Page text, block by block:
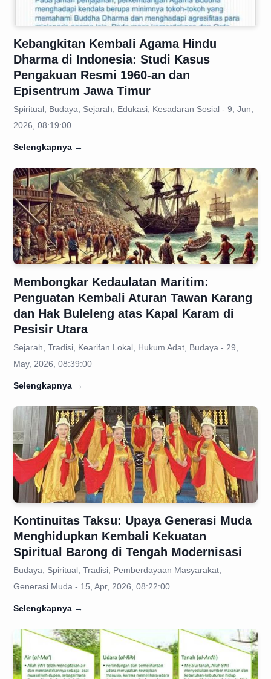
Kebangkitan Kembali Agama Hindu
Dharma di Indonesia: Studi Kasus
Pengakuan Resmi 1960-an dan
Episentrum Jawa Timur
Spiritual, Budaya, Sejarah, Edukasi, Kesadaran Sosial - 9, Jun,
2026, 08:19:00
Selengkapnya →
Membongkar Kedaulatan Maritim:
Penguatan Kembali Aturan Tawan Karang
dan Hak Buleleng atas Kapal Karam di
Pesisir Utara
Sejarah, Tradisi, Kearifan Lokal, Hukum Adat, Budaya - 29,
May, 2026, 08:39:00
Selengkapnya →
Kontinuitas Taksu: Upaya Generasi Muda
Menghidupkan Kembali Kekuatan
Spiritual Barong di Tengah Modernisasi
Budaya, Spiritual, Tradisi, Pemberdayaan Masyarakat,
Generasi Muda - 15, Apr, 2026, 08:22:00
Selengkapnya →